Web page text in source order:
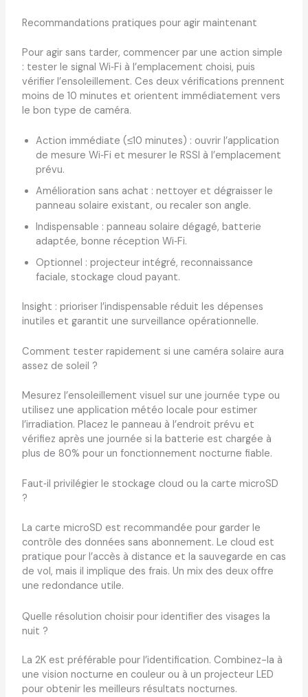
Recommandations pratiques pour agir maintenant
Pour agir sans tarder, commencer par une action simple
: tester le signal Wi‑Fi à l’emplacement choisi, puis
vérifier l’ensoleillement. Ces deux vérifications prennent
moins de 10 minutes et orientent immédiatement vers
le bon type de caméra.
Action immédiate (≤10 minutes) : ouvrir l’application
de mesure Wi‑Fi et mesurer le RSSI à l’emplacement
prévu.
Amélioration sans achat : nettoyer et dégraisser le
panneau solaire existant, ou recaler son angle.
Indispensable : panneau solaire dégagé, batterie
adaptée, bonne réception Wi‑Fi.
Optionnel : projecteur intégré, reconnaissance
faciale, stockage cloud payant.
Insight : prioriser l’indispensable réduit les dépenses
inutiles et garantit une surveillance opérationnelle.
Comment tester rapidement si une caméra solaire aura
assez de soleil ?
Mesurez l’ensoleillement visuel sur une journée type ou
utilisez une application météo locale pour estimer
l’irradiation. Placez le panneau à l’endroit prévu et
vérifiez après une journée si la batterie est chargée à
plus de 80% pour un fonctionnement nocturne fiable.
Faut‑il privilégier le stockage cloud ou la carte microSD
?
La carte microSD est recommandée pour garder le
contrôle des données sans abonnement. Le cloud est
pratique pour l’accès à distance et la sauvegarde en cas
de vol, mais il implique des frais. Un mix des deux offre
une redondance utile.
Quelle résolution choisir pour identifier des visages la
nuit ?
La 2K est préférable pour l’identification. Combinez-la à
une vision nocturne en couleur ou à un projecteur LED
pour obtenir les meilleurs résultats nocturnes.